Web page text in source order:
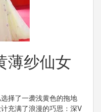
薄纱仙女
择了一袭浅黄色的拖地
充满了浪漫的巧思：深V